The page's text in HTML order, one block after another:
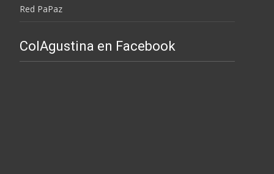
Red PaPaz
ColAgustina en Facebook